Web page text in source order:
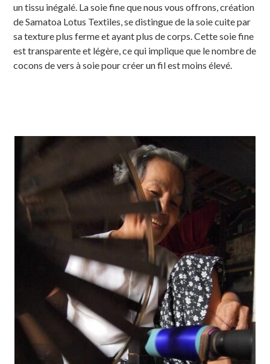
un tissu inégalé. La soie fine que nous vous offrons, création
de Samatoa Lotus Textiles, se distingue de la soie cuite par
sa texture plus ferme et ayant plus de corps. Cette soie fine
est transparente et légère, ce qui implique que le nombre de
cocons de vers à soie pour créer un fil est moins élevé.